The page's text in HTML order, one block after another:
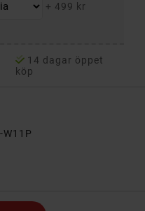
+ 499 kr
14 dagar öppet
köp